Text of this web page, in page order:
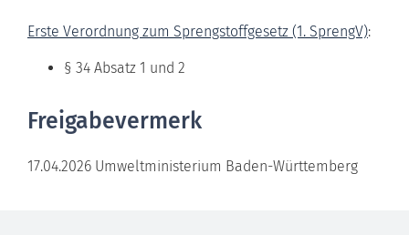
Erste Verordnung zum Sprengstoffgesetz (1. SprengV):
§ 34 Absatz 1 und 2
Freigabevermerk
17.04.2026 Umweltministerium Baden-Württemberg